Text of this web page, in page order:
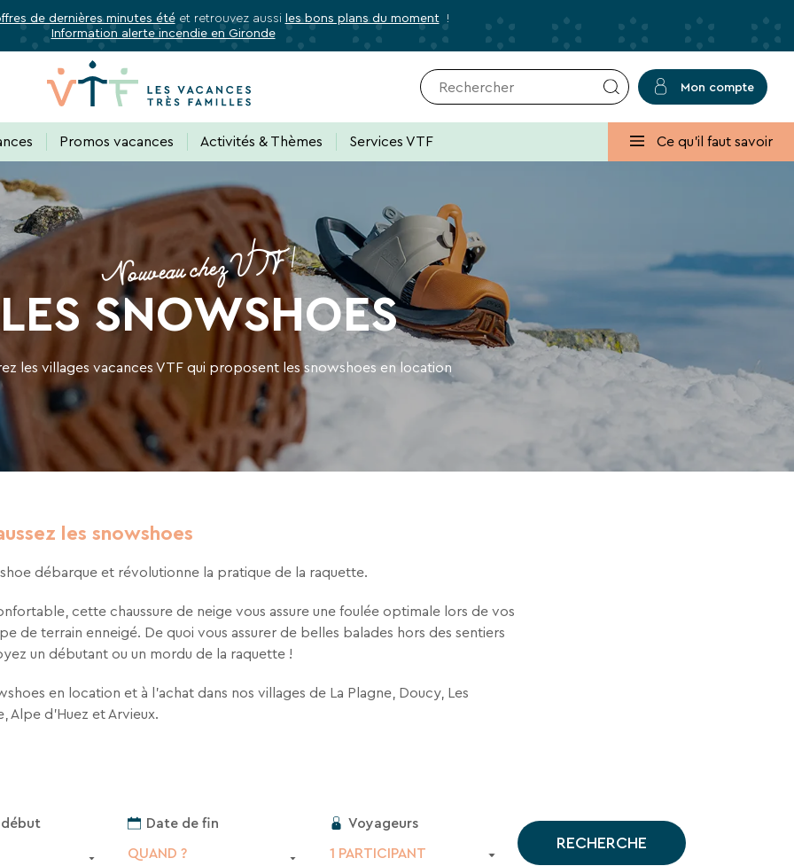
de dernières minutes étéet retrouvez aussi les bons plans du moment !
Information alerte incendie en Gironde
Mon compte
Promos vacances Activités & Thèmes Services VTF Ce qu'il faut savoir
Nouveau chez VTF !
LES SNOWSHOES
les villages vacances VTF qui proposent les snowshoes en location
les snowshoes
débarque et révolutionne la pratique de la raquette.
cette chaussure de neige vous assure une foulée optimale lors de vos
de terrain enneigé. De quoi vous assurer de belles balades hors des sentiers
un débutant ou un mordu de la raquette !
en location et à l’achat dans nos villages de La Plagne, Doucy, Les
Alpe d'Huez et Arvieux.
Date de fin
QUAND ?
Voyageurs
1 PARTICIPANT
RECHERCHE
vous à notre newsletter ✕ Fermer
tous les avantages VTF, des offres exclusives et des bons plans pour vos
dans votre boîte mail, toutes les nouveautés, bons plans, promos, idées de séjours ou conseils
✕ Fermer